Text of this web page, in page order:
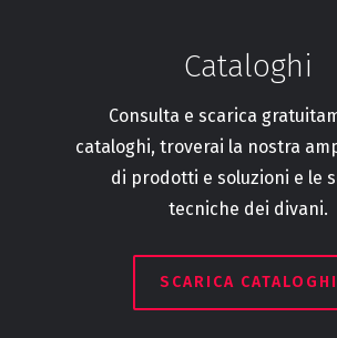
Cataloghi
Consulta e scarica
cataloghi, troverai la nostra
di prodotti e soluzioni e le
tecniche dei divani.
SCARICA CATALOGHI